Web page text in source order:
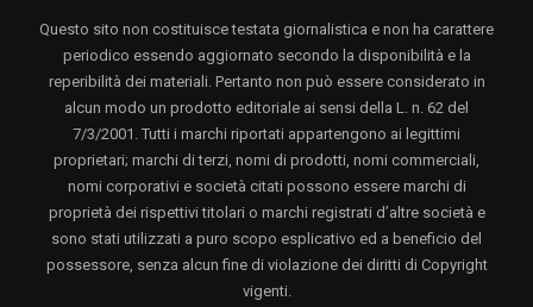
Questo sito non costituisce testata giornalistica e non ha carattere
periodico essendo aggiornato secondo la disponibilità e la
reperibilità dei materiali. Pertanto non può essere considerato in
alcun modo un prodotto editoriale ai sensi della L. n. 62 del
7/3/2001. Tutti i marchi riportati appartengono ai legittimi
proprietari; marchi di terzi, nomi di prodotti, nomi commerciali,
nomi corporativi e società citati possono essere marchi di
proprietà dei rispettivi titolari o marchi registrati d’altre società e
sono stati utilizzati a puro scopo esplicativo ed a beneficio del
possessore, senza alcun fine di violazione dei diritti di Copyright
vigenti.